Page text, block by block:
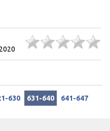
630 631-640 641-647